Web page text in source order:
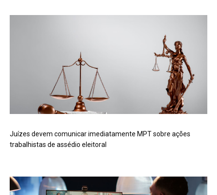
Juízes devem comunicar imediatamente MPT sobre ações
trabalhistas de assédio eleitoral